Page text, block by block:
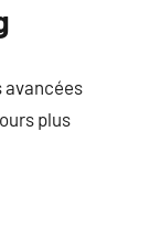
avancées
plus